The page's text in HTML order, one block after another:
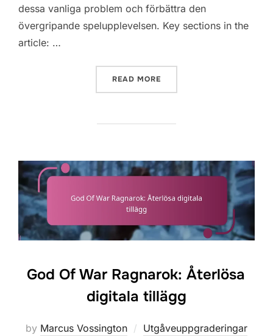
dessa vanliga problem och förbättra den
övergripande spelupplevelsen. Key sections in the
article: …
READ MORE
God Of War Ragnarok: Återlösa
digitala tillägg
by Marcus Vossington
Utgåveuppgraderingar